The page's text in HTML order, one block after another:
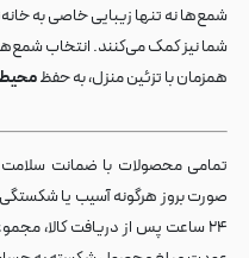
شمع‌ها نه تنها زیبایی خاصی به
شما نیز کمک می‌کنند. انتخاب
همزمان با تزئین منزل، به حفظ
تمامی محصولات با ضمانت سلامت
صورت بروز هرگونه آسیب یا شکستگی
۲۴ ساعت پس از دریافت کالا،